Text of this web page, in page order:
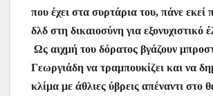
που έχει στα συρτάρια του, πάνε εκεί
δλδ στη δικαιοσύνη για εξονυχιστικό
Ως αιχμή του δόρατος βγάζουν
Γεωργιάδη να τραμπουκίζει και να
κλίμα με άθλιες ύβρεις απέναντι στο